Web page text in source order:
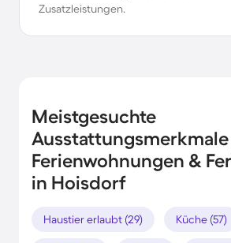
Zusatzleistungen.
Meistgesuchte
Ferienwohnungen &
in Hoisdorf
Haustier erlaubt (29) Küche (57)